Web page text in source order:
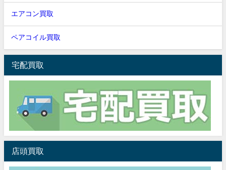
エアコン買取
ペアコイル買取
宅配買取
店頭買取